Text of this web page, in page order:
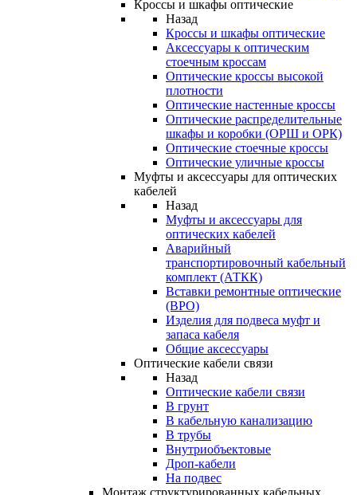
Кроссы и шкафы оптические
Назад
Кроссы и шкафы оптические
Аксессуары к оптическим
стоечным кроссам
Оптические кроссы высокой
плотности
Оптические настенные кроссы
Оптические распределительные
шкафы и коробки (ОРШ и ОРК)
Оптические стоечные кроссы
Оптические уличные кроссы
Муфты и аксессуары для оптических
кабелей
Назад
Муфты и аксессуары для
оптических кабелей
Аварийный
транспортировочный кабельный
комплект (АТКК)
Вставки ремонтные оптические
(ВРО)
Изделия для подвеса муфт и
запаса кабеля
Общие аксессуары
Оптические кабели связи
Назад
Оптические кабели связи
В грунт
В кабельную канализацию
В трубы
Внутриобъектовые
Дроп-кабели
На подвес
Монтаж структурированных кабельных